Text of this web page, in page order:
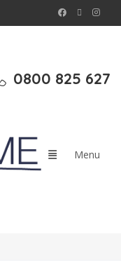
0800 825 627